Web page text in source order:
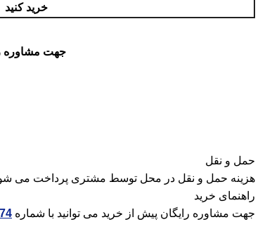
خرید کنید
جهت مشاوره
حمل و نقل
هزینه حمل و نقل در محل توسط مشتری پرداخت می
راهنمای خرید
جهت مشاوره رایگان پیش از خرید می توانید با شماره